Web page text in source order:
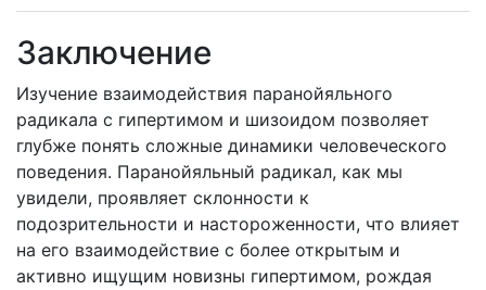
Заключение
Изучение взаимодействия паранойяльного
радикала с гипертимом и шизоидом позволяет
глубже понять сложные динамики человеческого
поведения. Паранойяльный радикал, как мы
увидели, проявляет склонности к
подозрительности и настороженности, что влияет
на его взаимодействие с более открытым и
активно ищущим новизны гипертимом, рождая